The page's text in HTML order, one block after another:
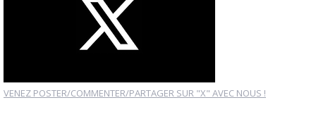
VENEZ POSTER/COMMENTER/PARTAGER SUR "X" AVEC NOUS !